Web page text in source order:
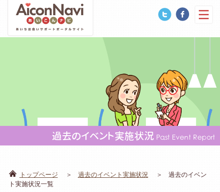
過去のイベント実施状況 Past Event Report
トップページ 過去のイベント実施状況
過去のイベン
ト実施状況一覧